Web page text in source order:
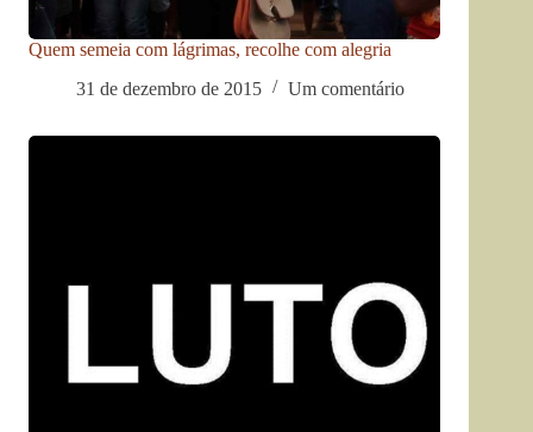
Quem semeia com lágrimas, recolhe com alegria
31 de dezembro de 2015
Um comentário